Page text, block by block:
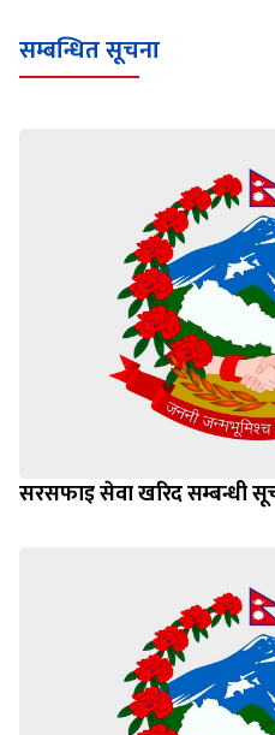
सम्बन्धित सूचना
सरसफाइ सेवा खरिद सम्बन्धी